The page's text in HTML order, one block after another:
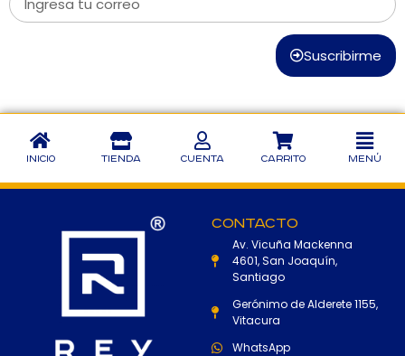
Suscribirme
Inicio Tienda Cuenta Carrito Menú
Contacto
Av. Vicuña Mackenna
4601, San Joaquín,
Santiago
Gerónimo de Alderete 1155,
Vitacura
WhatsApp